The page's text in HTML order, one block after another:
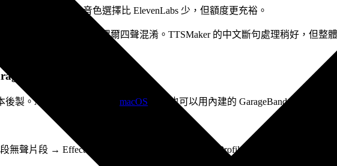
含商業使用授權。音色選擇比 ElevenLabs 少，但額度更充裕。
色明顯優於中文，中文偶爾四聲混淆。TTSMaker 的中文斷句處理稍好，但整
）
製。Audacity 免費開源， macOS 用戶也可以用內建的 GarageBand。
段無聲片段 → Effect → Noise Reduction → Get Noise Profile → 選全部音軌 → 再